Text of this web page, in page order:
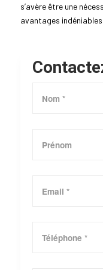
s’avère être une
avantages